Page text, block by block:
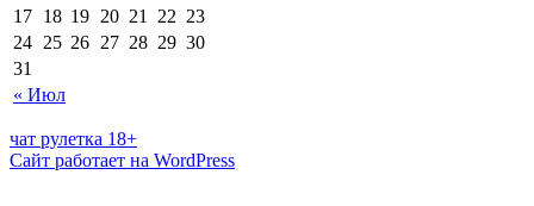
« Июл
17 18 19 20 21 22 23
24 25 26 27 28 29 30
31
чат рулетка 18+
Сайт работает на WordPress